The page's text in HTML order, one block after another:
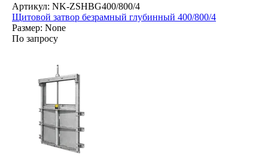
Артикул: NK-ZSHBG400/800/4
Щитовой затвор безрамный глубинный 400/800/4
Размер: None
По запросу